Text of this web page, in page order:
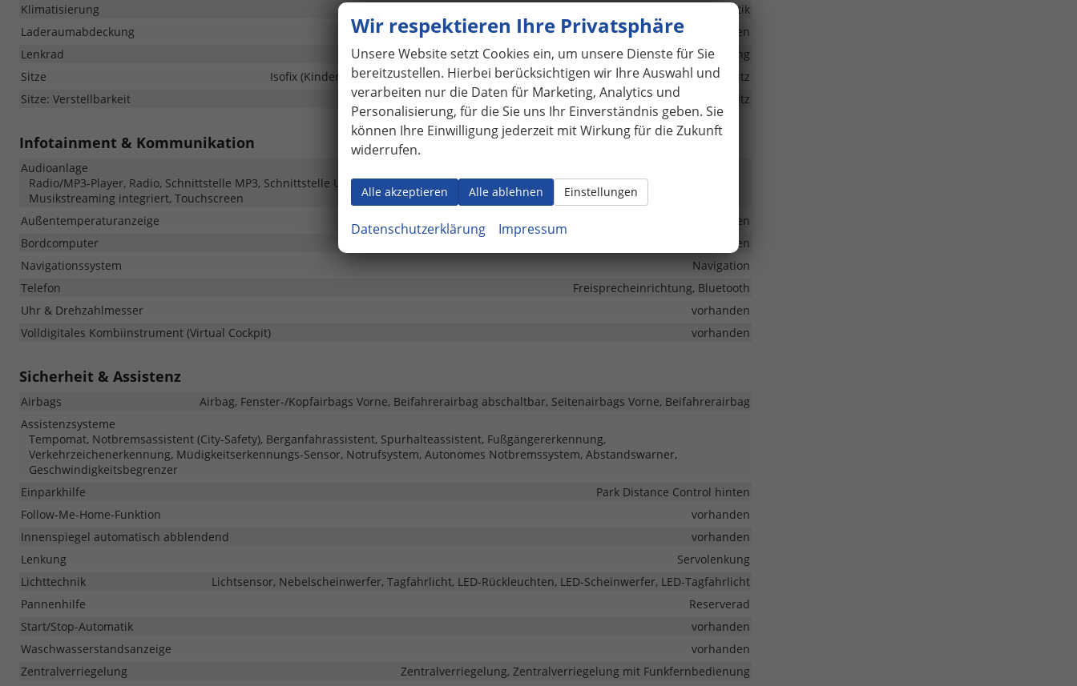
Klimatisierung
Klimaautomatik, 2-Zonen-Klimaautomatik
Laderaumabdeckung
vorhanden
Lenkrad
in Leder, höhenverstellbar, mit Multifunktionen, mit Lenkradheizung
Sitze
Isofix (Kindersitzbefestigung), Rücksitzbank hinten geteilt, Sitzheizung, Isofix Beifahrersitz
Sitze: Verstellbarkeit
Höhenverstellbarer Fahrersitz
Infotainment & Kommunikation
Audioanlage
Radio/MP3-Player, Radio, Schnittstelle MP3, Schnittstelle USB, Digitalradio DAB, Farbdisplay, Android Auto, Apple CarPlay,
Musikstreaming integriert, Touchscreen
Außentemperaturanzeige
vorhanden
Bordcomputer
vorhanden
Navigationssystem
Navigation
Telefon
Freisprecheinrichtung, Bluetooth
Uhr & Drehzahlmesser
vorhanden
Volldigitales Kombiinstrument (Virtual Cockpit)
vorhanden
Sicherheit & Assistenz
Airbags
Airbag, Fenster-/Kopfairbags Vorne, Beifahrerairbag abschaltbar, Seitenairbags Vorne, Beifahrerairbag
Assistenzsysteme
Tempomat, Notbremsassistent (City-Safety), Berganfahrassistent, Spurhalteassistent, Fußgängererkennung,
Verkehrzeichenerkennung, Müdigkeitserkennungs-Sensor, Notrufsystem, Autonomes Notbremssystem, Abstandswarner,
Geschwindigkeitsbegrenzer
Einparkhilfe
Park Distance Control hinten
Follow-Me-Home-Funktion
vorhanden
Innenspiegel automatisch abblendend
vorhanden
Lenkung
Servolenkung
Lichttechnik
Lichtsensor, Nebelscheinwerfer, Tagfahrlicht, LED-Rückleuchten, LED-Scheinwerfer, LED-Tagfahrlicht
Pannenhilfe
Reserverad
Start/Stop-Automatik
vorhanden
Waschwasserstandsanzeige
vorhanden
Zentralverriegelung
Zentralverriegelung, Zentralverriegelung mit Funkfernbedienung
Wir respektieren Ihre Privatsphäre
Unsere Website setzt Cookies ein, um unsere Dienste für Sie
bereitzustellen. Hierbei berücksichtigen wir Ihre Auswahl und
verarbeiten nur die Daten für Marketing, Analytics und
Personalisierung, für die Sie uns Ihr Einverständnis geben. Sie
können Ihre Einwilligung jederzeit mit Wirkung für die Zukunft
widerrufen.
Alle akzeptieren Alle ablehnen Einstellungen
Datenschutzerklärung Impressum